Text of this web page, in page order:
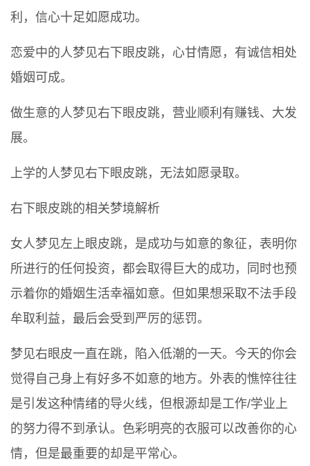
利，信心十足如愿成功。
恋爱中的人梦见右下眼皮跳，心甘情愿，有诚信相处
婚姻可成。
做生意的人梦见右下眼皮跳，营业顺利有赚钱、大发
展。
上学的人梦见右下眼皮跳，无法如愿录取。
右下眼皮跳的相关梦境解析
女人梦见左上眼皮跳，是成功与如意的象征，表明你
所进行的任何投资，都会取得巨大的成功，同时也预
示着你的婚姻生活幸福如意。但如果想采取不法手段
牟取利益，最后会受到严厉的惩罚。
梦见右眼皮一直在跳，陷入低潮的一天。今天的你会
觉得自己身上有好多不如意的地方。外表的憔悴往往
是引发这种情绪的导火线，但根源却是工作/学业上
的努力得不到承认。色彩明亮的衣服可以改善你的心
情，但是最重要的却是平常心。